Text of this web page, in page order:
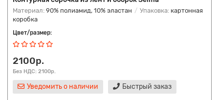
Материал: 90% полиамид, 10% эластан Упаковка: картонная
коробка
Цвет/размер:
2100р.
Без НДС: 2100р.
Уведомить о наличии Быстрый заказ